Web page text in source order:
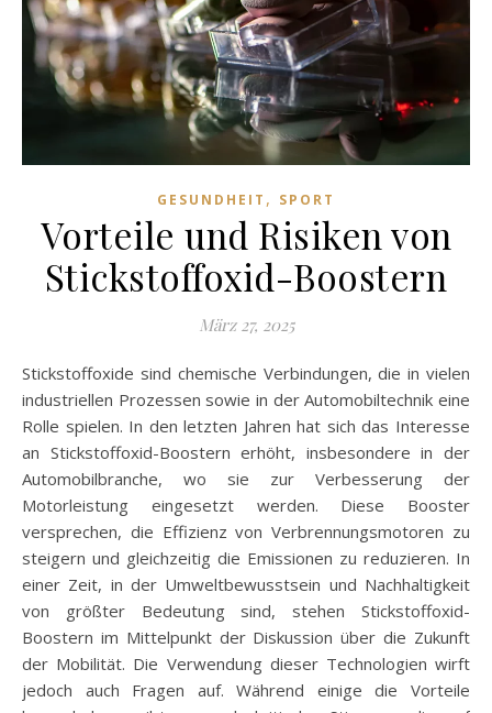
GESUNDHEIT , SPORT
Vorteile und Risiken von
Stickstoffoxid-Boostern
März 27, 2025
Stickstoffoxide sind chemische Verbindungen, die in vielen
industriellen Prozessen sowie in der Automobiltechnik eine
Rolle spielen. In den letzten Jahren hat sich das Interesse
an Stickstoffoxid-Boostern erhöht, insbesondere in der
Automobilbranche, wo sie zur Verbesserung der
Motorleistung eingesetzt werden. Diese Booster
versprechen, die Effizienz von Verbrennungsmotoren zu
steigern und gleichzeitig die Emissionen zu reduzieren. In
einer Zeit, in der Umweltbewusstsein und Nachhaltigkeit
von größter Bedeutung sind, stehen Stickstoffoxid-
Boostern im Mittelpunkt der Diskussion über die Zukunft
der Mobilität. Die Verwendung dieser Technologien wirft
jedoch auch Fragen auf. Während einige die Vorteile